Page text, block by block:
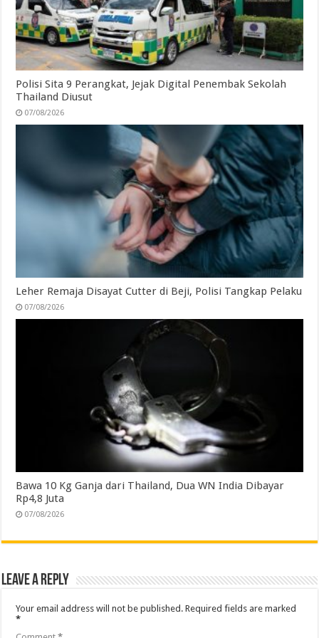
Polisi Sita 9 Perangkat, Jejak Digital Penembak Sekolah
Thailand Diusut
07/08/2026
Leher Remaja Disayat Cutter di Beji, Polisi Tangkap Pelaku
07/08/2026
Bawa 10 Kg Ganja dari Thailand, Dua WN India Dibayar
Rp4,8 Juta
07/08/2026
Leave a Reply
Your email address will not be published. Required fields are marked
*